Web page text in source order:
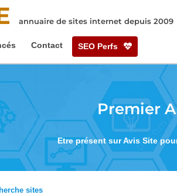
annuaire de sites internet depuis 2009
Contact SEO Perfs
Premier
Etre présent sur Avis Site
sites